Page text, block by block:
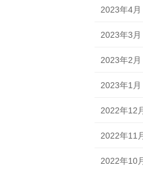
2023年4月
2023年3月
2023年2月
2023年1月
2022年12
2022年11
2022年10